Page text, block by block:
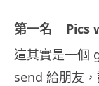
第一名 Pics
這其實是一個
send 給朋友